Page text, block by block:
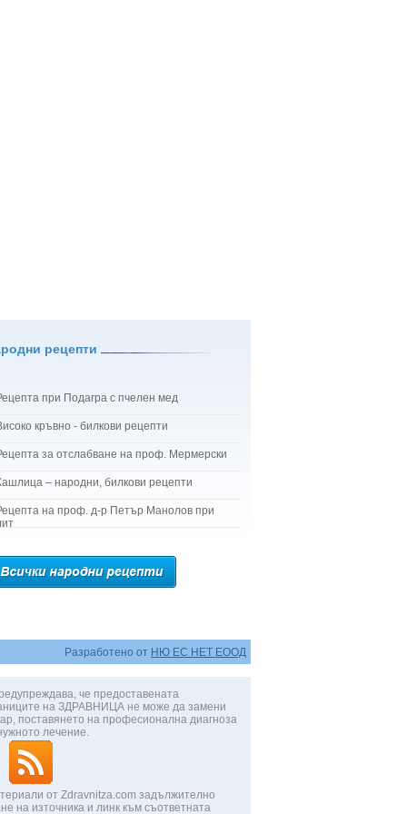
рецепти
при Подагра с пчелен мед
кръвно - билкови рецепти
за отслабване на проф. Мермерски
– народни, билкови рецепти
на проф. д-р Петър Манолов при
Разработено от НЮ ЕС НЕТ ЕООД
че предоставената
на ЗДРАВНИЦА не може да замени
поставянето на професионална диагноза
лечение.
от Zdravnitza.com задължително
на източника и линк към съответната